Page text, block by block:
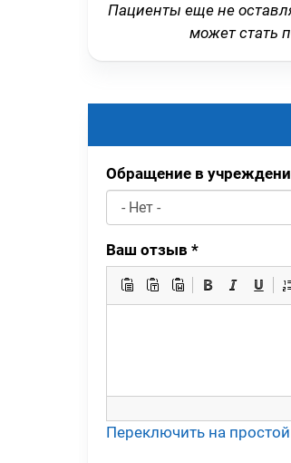
Пациенты еще не
может стать
Обращение в
Ваш отзыв *
Переключить на